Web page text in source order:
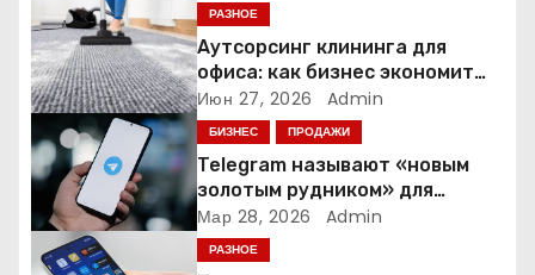
п
о
з
а
п
РАЗНОЕ
Аутсорсинг клининга для
офиса: как бизнес экономит
время и деньги на уборке
Июн 27, 2026 Admin
БИЗНЕС ПРОДАЖИ
Telegram называют «новым
золотым рудником» для
креаторов: как блогеры
создают онлайн-бизнес
Мар 28, 2026 Admin
РАЗНОЕ